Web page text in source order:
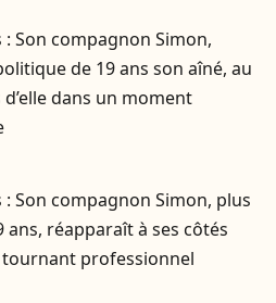
: Son compagnon Simon,
de 19 ans son aîné, au
dans un moment
: Son compagnon Simon, plus
ans, réapparaît à ses côtés
professionnel